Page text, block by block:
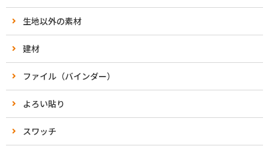
生地以外の素材
建材
ファイル（バインダー）
よろい貼り
スワッチ